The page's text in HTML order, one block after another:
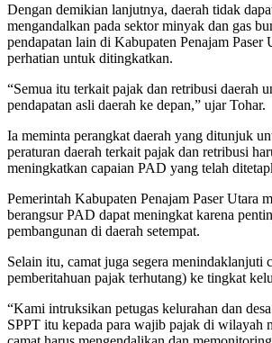
Dengan demikian lanjutnya, daerah tidak
mengandalkan pada sektor minyak dan gas
pendapatan lain di Kabupaten Penajam Paser
perhatian untuk ditingkatkan.
“Semua itu terkait pajak dan retribusi daerah
pendapatan asli daerah ke depan,” ujar Tohar.
Ia meminta perangkat daerah yang ditunjuk
peraturan daerah terkait pajak dan retribusi
meningkatkan capaian PAD yang telah
Pemerintah Kabupaten Penajam Paser Utara
berangsur PAD dapat meningkat karena
pembangunan di daerah setempat.
Selain itu, camat juga segera menindaklanjuti
pemberitahuan pajak terhutang) ke tingkat
“Kami intruksikan petugas kelurahan dan
SPPT itu kepada para wajib pajak di wilayah